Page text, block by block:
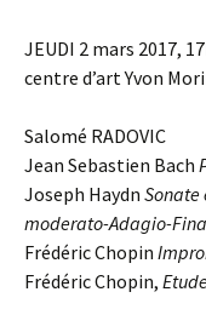
JEUDI 2 mars 2017,
centre d’art Yvon
Salomé RADOVIC
Jean Sebastien Bach
Joseph Haydn Sonate
moderato-Adagio-
Frédéric Chopin
Frédéric Chopin,